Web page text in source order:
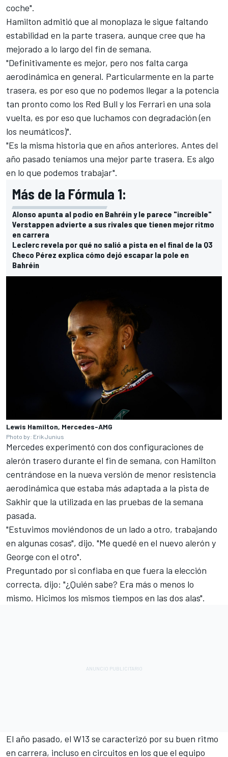
coche".
Hamilton admitió que al monoplaza le sigue faltando
estabilidad en la parte trasera, aunque cree que ha
mejorado a lo largo del fin de semana.
"Definitivamente es mejor, pero nos falta carga
aerodinámica en general. Particularmente en la parte
trasera, es por eso que no podemos llegar a la potencia
tan pronto como los Red Bull y los Ferrari en una sola
vuelta, es por eso que luchamos con degradación (en
los neumáticos)".
"Es la misma historia que en años anteriores. Antes del
año pasado teníamos una mejor parte trasera. Es algo
en lo que podemos trabajar".
Más de la Fórmula 1:
Alonso apunta al podio en Bahréin y le parece "increíble"
Verstappen advierte a sus rivales que tienen mejor ritmo
en carrera
Leclerc revela por qué no salió a pista en el final de la Q3
Checo Pérez explica cómo dejó escapar la pole en
Bahréin
Lewis Hamilton, Mercedes-AMG
Photo by: Erik Junius
Mercedes experimentó con dos configuraciones de
alerón trasero durante el fin de semana, con Hamilton
centrándose en la nueva versión de menor resistencia
aerodinámica que estaba más adaptada a la pista de
Sakhir que la utilizada en las pruebas de la semana
pasada.
"Estuvimos moviéndonos de un lado a otro, trabajando
en algunas cosas", dijo. "Me quedé en el nuevo alerón y
George con el otro".
Preguntado por si confiaba en que fuera la elección
correcta, dijo: "¿Quién sabe? Era más o menos lo
mismo. Hicimos los mismos tiempos en las dos alas".
El año pasado, el W13 se caracterizó por su buen ritmo
en carrera, incluso en circuitos en los que el equipo